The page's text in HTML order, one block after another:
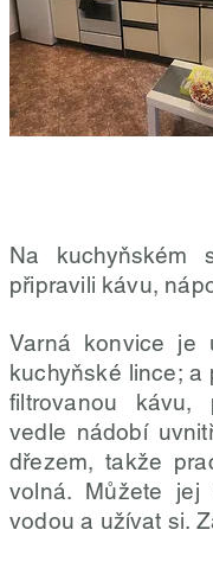
Na
připravili kávu,
Varná konvice je
kuchyňské lince; a
filtrovanou kávu,
vedle nádobí
dřezem, takže
volná. Můžete jej
vodou a užívat si.